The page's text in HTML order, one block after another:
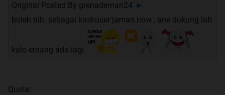
Original Posted By grenademan24 ►
boleh nih. sebagai kaskuser jaman now , ane dukung lah
kalo emang ada lagi
Quote: